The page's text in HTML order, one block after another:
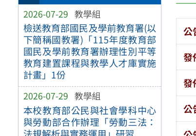
2026-07-29 教學組
檢送教育部國民及學前教育署(以
下簡稱國教署)「115年度教育部
國民及學前教育署辦理性別平等
教育建置課程與教學人才庫實施
計畫」1份
2026-07-29 教學組
本校教育部公民與社會學科中心
與勞動部合作辦理「勞動三法：
公
發
發
公